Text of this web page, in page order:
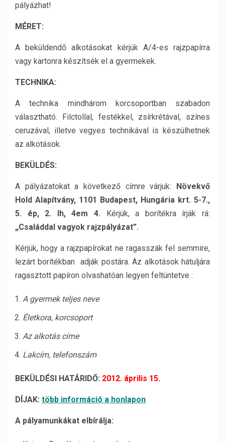
pályázhat!
MÉRET:
A beküldendő alkotásokat kérjük A/4-es rajzpapírra
vagy kartonra készítsék el a gyermekek.
TECHNIKA:
A technika mindhárom korcsoportban szabadon
választható. Filctollal, festékkel, zsírkrétával, színes
ceruzával, illetve vegyes technikával is készülhetnek
az alkotások.
BEKÜLDÉS:
A pályázatokat a következő címre várjuk: Növekvő
Hold Alapítvány, 1101 Budapest, Hungária krt. 5-7.,
5. ép, 2. lh, 4em 4. Kérjük, a borítékra írják rá:
„Családdal vagyok rajzpályázat”.
Kérjük, hogy a rajzpapírokat ne ragasszák fel semmire,
lezárt borítékban adják postára. Az alkotások hátuljára
ragasztott papíron olvashatóan legyen feltüntetve :
A gyermek teljes neve
Életkora, korcsoport
Az alkotás címe
Lakcím, telefonszám
BEKÜLDÉSI HATÁRIDŐ: 2012. április 15.
DÍJAK: több információ a honlapon
A pályamunkákat elbírálja: